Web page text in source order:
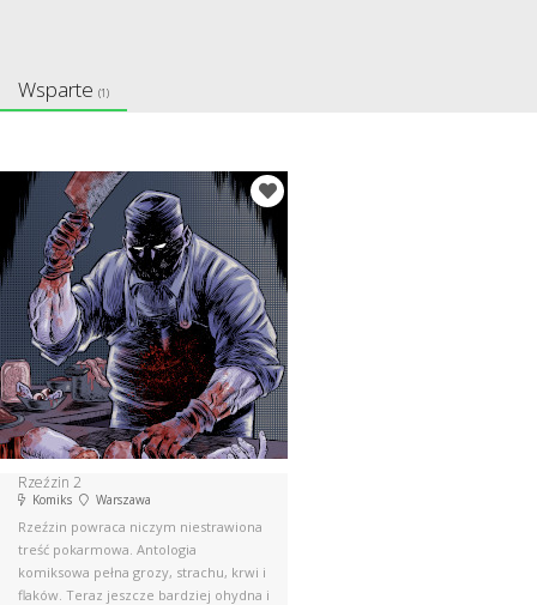
Wsparte (1)
Rzeźzin 2
Komiks Warszawa
Rzeźzin powraca niczym niestrawiona
treść pokarmowa. Antologia
komiksowa pełna grozy, strachu, krwi i
flaków. Teraz jeszcze bardziej ohydna i